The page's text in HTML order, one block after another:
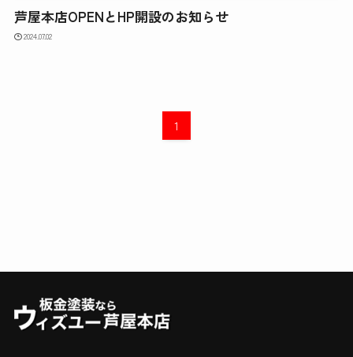
芦屋本店OPENとHP開設のお知らせ
2024.07.02
1